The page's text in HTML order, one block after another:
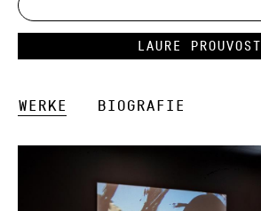
Laure Prouvost
Werke Biografie